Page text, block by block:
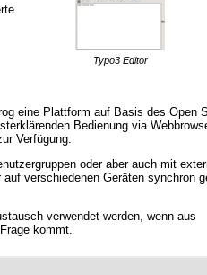
Typo3 Editor
eine Plattform auf Basis des Open
Bedienung via
Verfügung.
oder aber auch mit
verschiedenen Geräten synchron
verwendet werden, wenn aus
kommt.